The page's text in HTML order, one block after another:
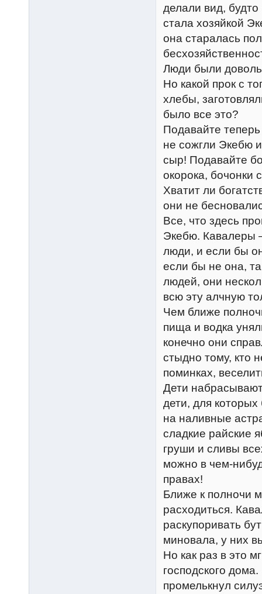
делали вид,
стала хозяйкой
она старалась
Люди были
Но какой прок с
хлебы,
было все это?
Подавайте
не сожгли Экебю
сыр! Подавайте
окорока, бочонки
Хватит ли
они не
Все, что здесь
Экебю. Кавалеры
люди, и если бы
если бы не она,
людей, они
всю эту алчную
Чем ближе
пища и водка
конечно они
стыдно тому, кто
поминках,
Дети
дети, для
на наливные
сладкие райские
груши и сливы
можно в чем-
правах!
Ближе к полночи
расходиться.
раскупоривать
миновала, у них
Но как раз в это
господского
промелькнул